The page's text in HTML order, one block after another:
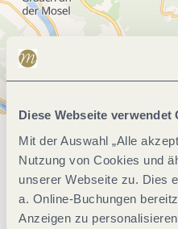
Diese Webseite verwendet
Mit der Auswahl „Alle
Nutzung von Cookies und
unserer Webseite zu. Dies
a. Online-Buchungen
Anzeigen zu
Allgemeine
Öffnungszeiten